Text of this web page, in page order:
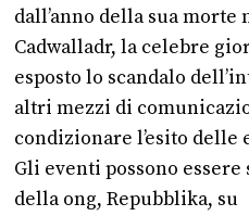
dall’anno della sua morte
Cadwalladr, la celebre
esposto lo scandalo
altri mezzi di
condizionare l’esito
Gli eventi possono
della ong, Repubblika, su